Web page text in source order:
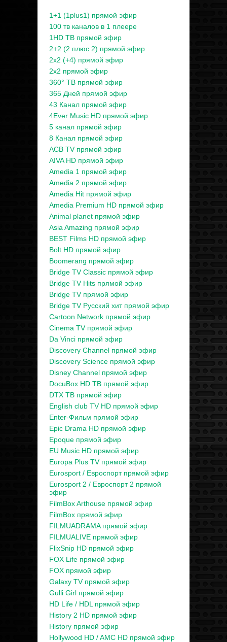
1+1 (1plus1) прямой эфир
100 тв каналов в 1 плеере
1HD ТВ прямой эфир
2+2 (2 плюс 2) прямой эфир
2x2 (+4) прямой эфир
2x2 прямой эфир
360° ТВ прямой эфир
365 Дней прямой эфир
43 Канал прямой эфир
4Ever Music HD прямой эфир
5 канал прямой эфир
8 Канал прямой эфир
ACB TV прямой эфир
AIVA HD прямой эфир
Amedia 1 прямой эфир
Amedia 2 прямой эфир
Amedia Hit прямой эфир
Amedia Premium HD прямой эфир
Animal planet прямой эфир
Asia Amazing прямой эфир
BEST Films HD прямой эфир
Bolt HD прямой эфир
Boomerang прямой эфир
Bridge TV Classic прямой эфир
Bridge TV Hits прямой эфир
Bridge TV прямой эфир
Bridge TV Русский хит прямой эфир
Cartoon Network прямой эфир
Cinema TV прямой эфир
Da Vinci прямой эфир
Discovery Channel прямой эфир
Discovery Science прямой эфир
Disney Channel прямой эфир
DocuBox HD ТВ прямой эфир
DTX ТВ прямой эфир
English club TV HD прямой эфир
Enter-Фильм прямой эфир
Epic Drama HD прямой эфир
Epoque прямой эфир
EU Music HD прямой эфир
Europa Plus TV прямой эфир
Eurosport / Евроспорт прямой эфир
Eurosport 2 / Евроспорт 2 прямой
эфир
FilmBox Arthouse прямой эфир
FilmBox прямой эфир
FILMUADRAMA прямой эфир
FILMUALIVE прямой эфир
FlixSnip HD прямой эфир
FOX Life прямой эфир
FOX прямой эфир
Galaxy TV прямой эфир
Gulli Girl прямой эфир
HD Life / HDL прямой эфир
History 2 HD прямой эфир
History прямой эфир
Hollywood HD / AMC HD прямой эфир